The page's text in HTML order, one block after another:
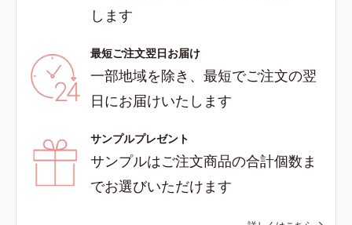
します
最短ご注文翌日お届け
一部地域を除き、最短でご注文の翌
日にお届けいたします
サンプルプレゼント
サンプルはご注文商品の合計個数ま
でお選びいただけます